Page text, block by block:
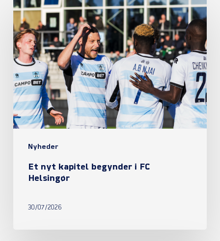
Nyheder
Et
nyt
kapitel
begynder
FC
Helsingør
Et nyt kapitel begynder i FC
Helsingør
30/07/2026